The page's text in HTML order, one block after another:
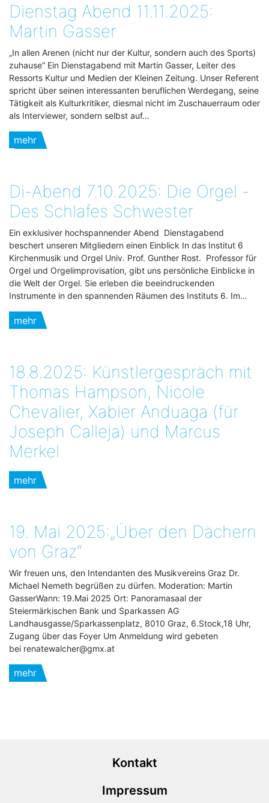
Dienstag Abend 11.11.2025:
Martin Gasser
„In allen Arenen (nicht nur der Kultur, sondern auch des Sports)
zuhause“ Ein Dienstagabend mit Martin Gasser, Leiter des
Ressorts Kultur und Medien der Kleinen Zeitung. Unser Referent
spricht über seinen interessanten beruflichen Werdegang, seine
Tätigkeit als Kulturkritiker, diesmal nicht im Zuschauerraum oder
als Interviewer, sondern selbst auf…
mehr
Di-Abend 7.10.2025: Die Orgel -
Des Schlafes Schwester
Ein exklusiver hochspannender Abend Dienstagabend
beschert unseren Mitgliedern einen Einblick In das Institut 6
Kirchenmusik und Orgel Univ. Prof. Gunther Rost. Professor für
Orgel und Orgelimprovisation, gibt uns persönliche Einblicke in
die Welt der Orgel. Sie erleben die beeindruckenden
Instrumente in den spannenden Räumen des Instituts 6. Im…
mehr
18.8.2025: Künstlergespräch mit
Thomas Hampson, Nicole
Chevalier, Xabier Anduaga (für
Joseph Calleja) und Marcus
Merkel
mehr
19. Mai 2025:„Über den Dächern
von Graz“
Wir freuen uns, den Intendanten des Musikvereins Graz Dr.
Michael Nemeth begrüßen zu dürfen. Moderation: Martin
GasserWann: 19.Mai 2025 Ort: Panoramasaal der
Steiermärkischen Bank und Sparkassen AG
Landhausgasse/Sparkassenplatz, 8010 Graz, 6.Stock,18 Uhr,
Zugang über das Foyer Um Anmeldung wird gebeten
bei renatewalcher@gmx.at
mehr
Kontakt
Impressum